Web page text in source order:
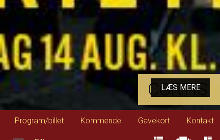
CORTIS
LÆS MERE
Program/billet Kommende Gavekort Kontakt